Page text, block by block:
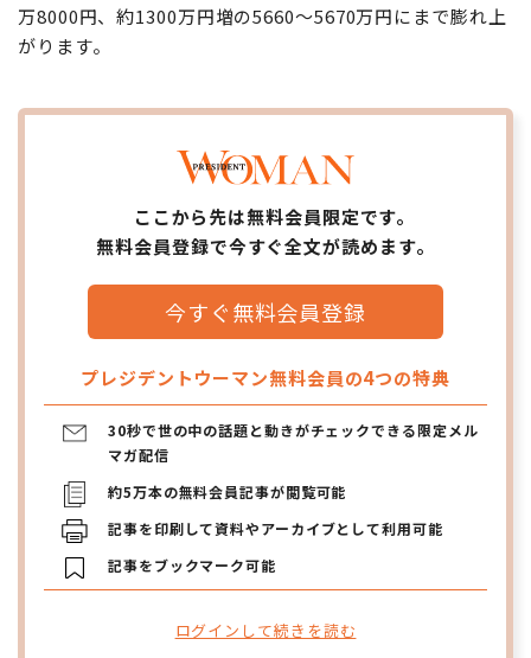
万8000円、約1300万円増の5660～5670万円にまで膨れ上
がります。
ここから先は無料会員限定です。
無料会員登録で今すぐ全文が読めます。
今すぐ無料会員登録
プレジデントウーマン無料会員の4つの特典
30秒で世の中の話題と動きがチェックできる限定メル
マガ配信
約5万本の無料会員記事が閲覧可能
記事を印刷して資料やアーカイブとして利用可能
記事をブックマーク可能
ログインして続きを読む